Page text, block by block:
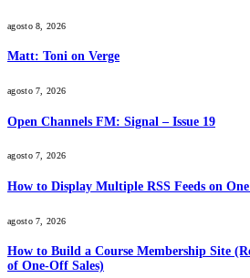
agosto 8, 2026
Matt: Toni on Verge
agosto 7, 2026
Open Channels FM: Signal – Issue 19
agosto 7, 2026
How to Display Multiple RSS Feeds on
agosto 7, 2026
How to Build a Course Membership Site
of One-Off Sales)